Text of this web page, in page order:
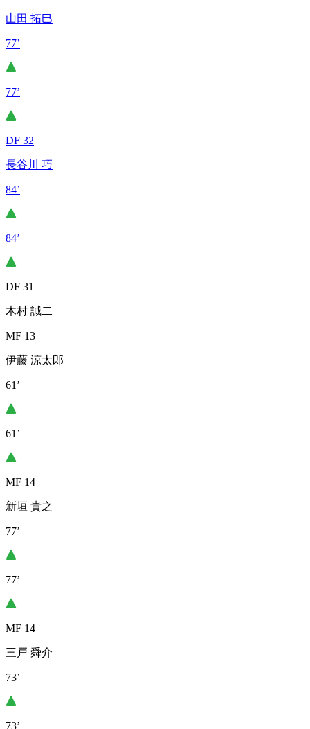
山田 拓巳
77’
77’
DF 32
長谷川 巧
84’
84’
DF 31
木村 誠二
MF 13
伊藤 涼太郎
61’
61’
MF 14
新垣 貴之
77’
77’
MF 14
三戸 舜介
73’
73’